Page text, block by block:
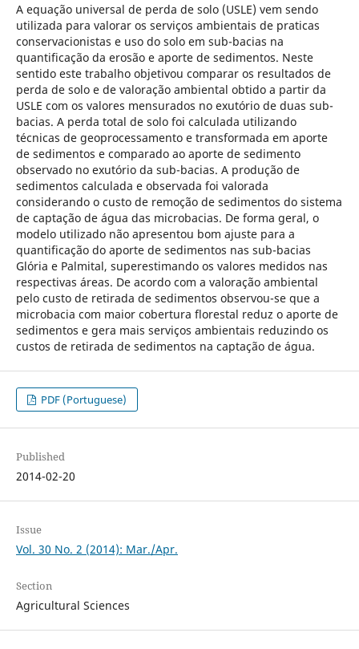
A equação universal de perda de solo (USLE) vem sendo
utilizada para valorar os serviços ambientais de praticas
conservacionistas e uso do solo em sub-bacias na
quantificação da erosão e aporte de sedimentos. Neste
sentido este trabalho objetivou comparar os resultados de
perda de solo e de valoração ambiental obtido a partir da
USLE com os valores mensurados no exutório de duas sub-
bacias. A perda total de solo foi calculada utilizando
técnicas de geoprocessamento e transformada em aporte
de sedimentos e comparado ao aporte de sedimento
observado no exutório da sub-bacias. A produção de
sedimentos calculada e observada foi valorada
considerando o custo de remoção de sedimentos do sistema
de captação de água das microbacias. De forma geral, o
modelo utilizado não apresentou bom ajuste para a
quantificação do aporte de sedimentos nas sub-bacias
Glória e Palmital, superestimando os valores medidos nas
respectivas áreas. De acordo com a valoração ambiental
pelo custo de retirada de sedimentos observou-se que a
microbacia com maior cobertura florestal reduz o aporte de
sedimentos e gera mais serviços ambientais reduzindo os
custos de retirada de sedimentos na captação de água.
PDF (Portuguese)
Published
2014-02-20
Issue
Vol. 30 No. 2 (2014): Mar./Apr.
Section
Agricultural Sciences